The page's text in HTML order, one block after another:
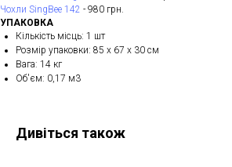
Чохли SingBee 142 - 980 грн.
УПАКОВКА
Кількість місць: 1 шт
Розмір упаковки: 85 х 67 х 30 см
Вага: 14 кг
Об'єм: 0,17 м3
Дивіться також